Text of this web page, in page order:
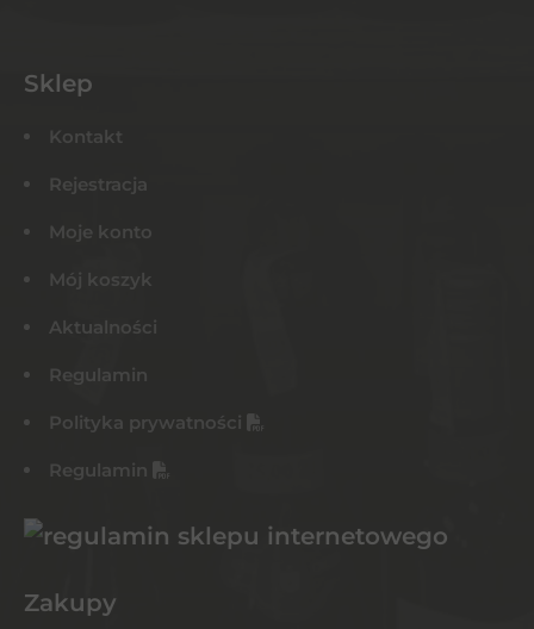
Sklep
Kontakt
Rejestracja
Moje konto
Mój koszyk
Aktualności
Regulamin
Polityka prywatności
Regulamin
Zakupy